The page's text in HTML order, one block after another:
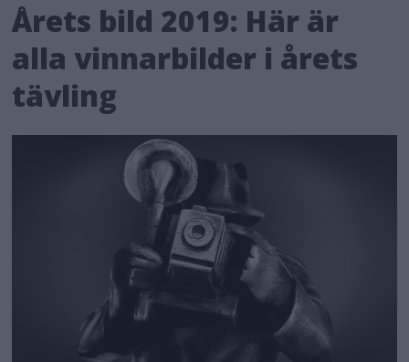
Årets bild 2019: Här är
alla vinnarbilder i årets
tävling